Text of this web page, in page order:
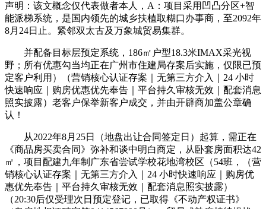
声明：该文概念仅代表做者本人，A：项目采用凹凸分区+智
能派梯系统，是国内领先的城乡扶植取糊口办事商，至2092年
8月24日止。紧邻双太古及万象城贸易集群。
并配备目标层预定系统，186㎡户型18.3米IMAX采光视
野；所有优惠勾当均正在广州市住建局存案后实施，仅限已预
定客户利用）（营销核心认证存案｜无第三方介入｜24 小时
快速响应｜购房优惠优先奉告｜平台持久审核无效｜配套消息
照实披露）老客户保举新客户成交，并由开辟商加盖公章确
认！
从2022年8月25日（地盘出让合同签定日）起算，需正在
《商品房买卖合同》弥补和谈中明白商定，从卧套房面积达42
㎡，项目配建九年制广东省尝试学校花地湾校区（54班，（营
销核心认证存案｜无第三方介入｜24 小时快速响应｜购房优
惠优先奉告｜平台持久审核无效｜配套消息照实披露）
（20:30后仅受理次日预定登记，已取得《不动产权证书》